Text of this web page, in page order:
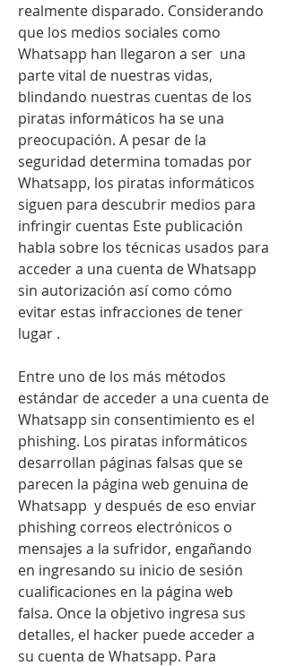
realmente disparado. Considerando
que los medios sociales como
Whatsapp han llegaron a ser  una
parte vital de nuestras vidas,
blindando nuestras cuentas de los
piratas informáticos ha se una
preocupación. A pesar de la
seguridad determina tomadas por
Whatsapp, los piratas informáticos
siguen para descubrir medios para
infringir cuentas Este publicación
habla sobre los técnicas usados para
acceder a una cuenta de Whatsapp
sin autorización así como cómo
evitar estas infracciones de tener
lugar .
Entre uno de los más métodos
estándar de acceder a una cuenta de
Whatsapp sin consentimiento es el
phishing. Los piratas informáticos
desarrollan páginas falsas que se
parecen la página web genuina de
Whatsapp  y después de eso enviar
phishing correos electrónicos o
mensajes a la sufridor, engañando
en ingresando su inicio de sesión
cualificaciones en la página web
falsa. Once la objetivo ingresa sus
detalles, el hacker puede acceder a
su cuenta de Whatsapp. Para